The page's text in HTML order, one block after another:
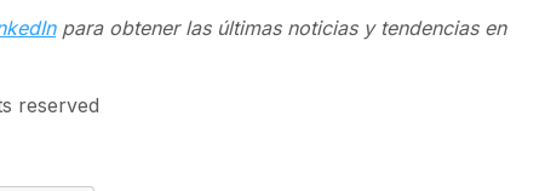
para obtener las últimas noticias y tendencias en
reserved